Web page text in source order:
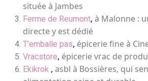
située à Jambes
Ferme de Reumont, à Malonne :
directe y est dédié
T’emballe pas, épicerie fine à
Vracstore, épicerie vrac de
Ekikrok , asbl à Bossières, qui